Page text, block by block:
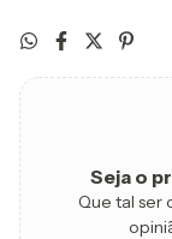
Seja o
Que tal ser